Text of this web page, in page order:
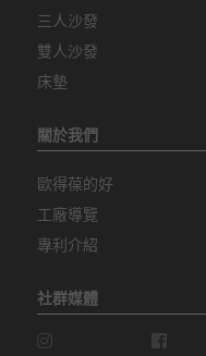
三人沙發
雙人沙發
床墊
關於我們
歐得葆的好
工廠導覽
專利介紹
社群媒體